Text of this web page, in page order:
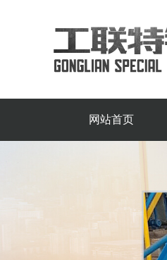
网站首页